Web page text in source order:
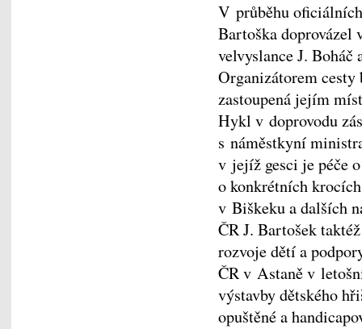
V průběhu
Bartoška doprovázel
velvyslance J.
Organizátorem cesty
zastoupená jejím
Hykl v doprovodu
s náměstkyní
v jejíž gesci je péče
o konkrétních
v Biškeku a dalších
ČR J. Bartošek
rozvoje dětí a
ČR v Astaně v
výstavby dětského
opuštěné a